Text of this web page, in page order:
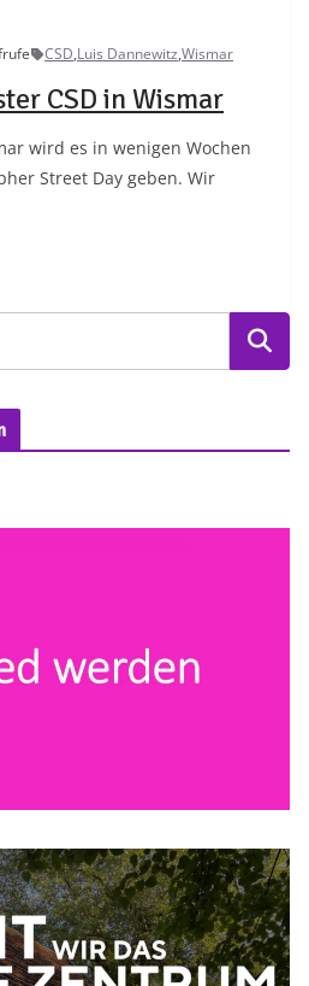
CSD,Luis Dannewitz,Wismar
CSD in Wismar
wird es in wenigen Wochen
Street Day geben. Wir